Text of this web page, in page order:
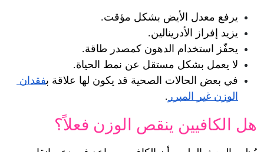
يرفع معدل الأيض بشكل مؤقت.
يزيد إفراز الأدرينالين.
يحفّز استخدام الدهون كمصدر طاقة.
لا يعمل بشكل مستقل عن نمط الحياة.
في بعض الحالات الصحية قد يكون لها علاقة ب
الوزن غير المبرر .
هل الكافيين ينقص الوزن فعلاً؟